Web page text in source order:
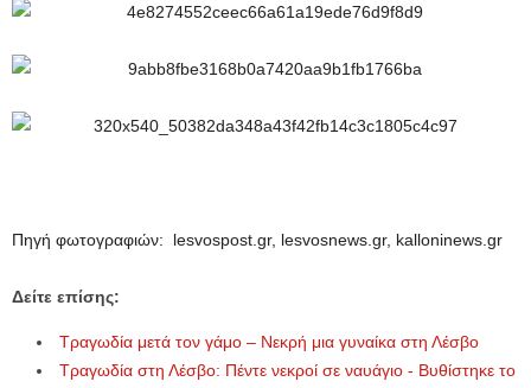
Πηγή φωτογραφιών: lesvospost.gr, lesvosnews.gr, kalloninews.gr
Δείτε επίσης:
Τραγωδία μετά τον γάμο – Νεκρή μια γυναίκα στη Λέσβο
Τραγωδία στη Λέσβο: Πέντε νεκροί σε ναυάγιο - Βυθίστηκε το